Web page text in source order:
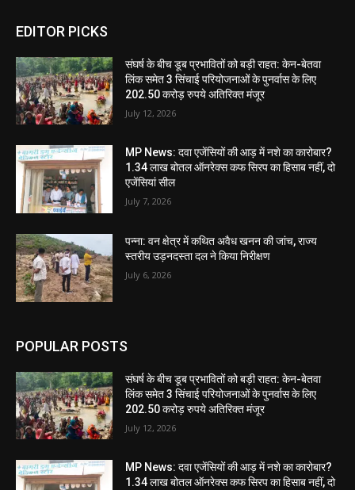
EDITOR PICKS
संघर्ष के बीच डूब प्रभावितों को बड़ी राहत: केन-बेतवा
लिंक समेत 3 सिंचाई परियोजनाओं के पुनर्वास के लिए
202.50 करोड़ रुपये अतिरिक्त मंजूर
July 12, 2026
MP News: दवा एजेंसियों की आड़ में नशे का कारोबार?
1.34 लाख बोतल ऑनरेक्स कफ सिरप का हिसाब नहीं, दो
एजेंसियां सील
July 7, 2026
पन्ना: वन क्षेत्र में कथित अवैध खनन की जांच, राज्य
स्तरीय उड़नदस्ता दल ने किया निरीक्षण
July 6, 2026
POPULAR POSTS
संघर्ष के बीच डूब प्रभावितों को बड़ी राहत: केन-बेतवा
लिंक समेत 3 सिंचाई परियोजनाओं के पुनर्वास के लिए
202.50 करोड़ रुपये अतिरिक्त मंजूर
July 12, 2026
MP News: दवा एजेंसियों की आड़ में नशे का कारोबार?
1.34 लाख बोतल ऑनरेक्स कफ सिरप का हिसाब नहीं, दो